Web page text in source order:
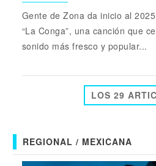
Gente de Zona da inicio al
“La Conga”, una canción que
sonido más fresco y popular...
LOS 29
REGIONAL / MEXICANA